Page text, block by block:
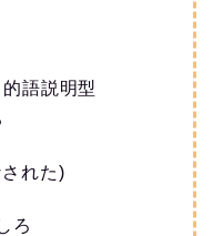
語説明型
れた)
ろ